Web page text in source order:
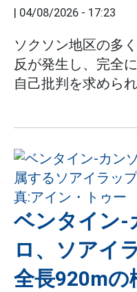
| 04/08/2026 - 17:23
ソクソン地区の多
反が発生し、完全
自己批判を求められ
ベンタイン-
ロ、ソアイ
全長920mの